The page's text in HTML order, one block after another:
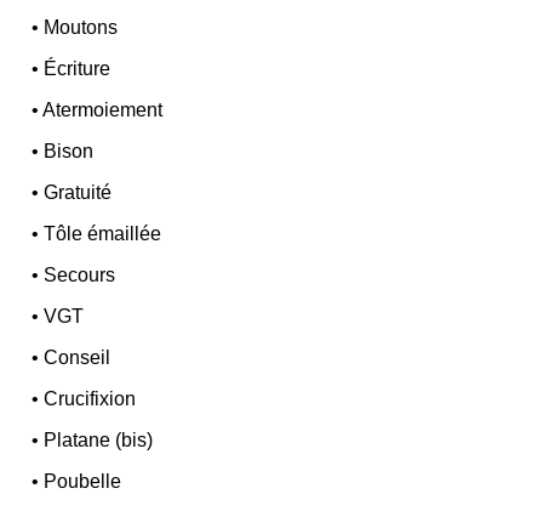
• Moutons
• Écriture
•Atermoiement
• Bison
•Gratuité
•Tôle émaillée
• Secours
•VGT
•Conseil
•Crucifixion
• Platane (bis)
• Poubelle